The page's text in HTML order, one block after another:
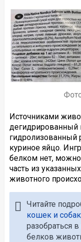
Источниками
дегидрированный
гидролизованный
куриное яйцо.
белком нет,
часть из
животного
Читайте
кошек и собак
разобраться
белков